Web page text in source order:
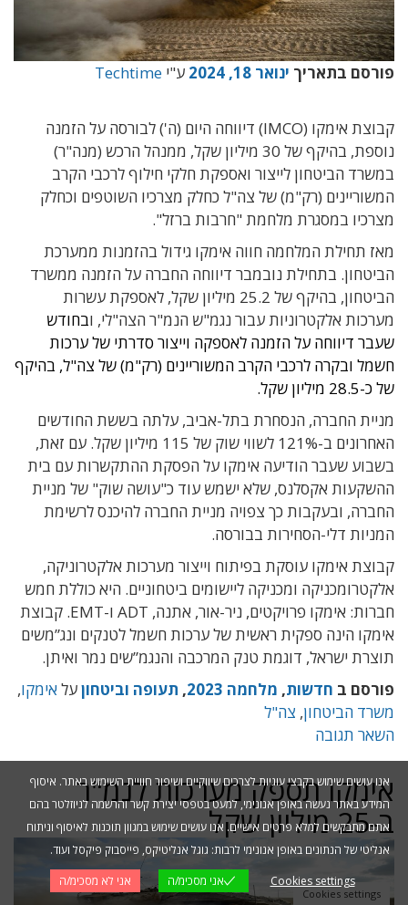
פורסם בתאריך ינואר 18, 2024 ע"י Techtime
קבוצת אימקו (IMCO) דיווחה היום (ה') לבורסה על הזמנה
נוספת, בהיקף של 30 מיליון שקל, ממנהל הרכש (מנה"ר)
במשרד הביטחון לייצור ואספקת חלקי חילוף לרכבי הקרב
המשוריינים (רק"מ) של צה"ל כחלק מצרכיו השוטפים וכחלק
מצרכיו במסגרת מלחמת "חרבות ברזל".
מאז תחילת המלחמה חווה אימקו גידול בהזמנות ממערכת
הביטחון. בתחילת נובמבר דיווחה החברה על הזמנה ממשרד
הביטחון, בהיקף של 25.2 מיליון שקל, לאספקת עשרות
מערכות אלקטרוניות עבור נגמ"ש הנמ"ר הצה"לי, ובחודש
שעבר דיווחה על הזמנה לאספקה וייצור סדרתי של ערכות
חשמל ובקרה לרכבי הקרב המשוריינים (רק"מ) של צה"ל, בהיקף
של כ-28.5 מיליון שקל.
מניית החברה, הנסחרת בתל-אביב, עלתה בששת החודשים
האחרונים ב-121% לשווי שוק של 115 מיליון שקל. עם זאת,
בשבוע שעבר הודיעה אימקו על הפסקת ההתקשרות עם בית
ההשקעות אקסלנס, שלא ישמש עוד כ"עושה שוק" של מניית
החברה, ובעקבות כך צפויה מניית החברה להיכנס לרשימת
המניות דלי-הסחירות בבורסה.
קבוצת אימקו עוסקת בפיתוח וייצור מערכות אלקטרוניקה,
אלקטרומכניקה ומכניקה ליישומים ביטחוניים. היא כוללת חמש
חברות: אימקו פרויקטים, ניר-אור, אתנה, ADT ו-EMT. קבוצת
אימקו הינה ספקית ראשית של ערכות חשמל לטנקים ונג”משים
תוצרת ישראל, דוגמת טנק המרכבה והנגמ”שים נמר ואיתן.
פורסם ב חדשות, מלחמה 2023 , תעופה וביטחוןעלאימקו,
משרד הביטחון, צה"ל
השאר תגובה
אימקו תספק מערכות לנמ"ר
ב-25 מיליון שקל
אנו עושים שימוש בקבצי עוגיות לצרכים שיווקיים ושיפור חוויית השימוש באתר. איסוף
המידע באתר נעשה באופן אנונימי, למעט בטפסי יצירת קשר והרשמה לניוזלטר בהם
אתם מתבקשים למלא פרטים אישיים. אנו עושים שימוש במגוון תוכנות לאיסוף וניתוח
אנליטי של הנתונים באופן אנונימי לרבות: גוגל אנליטיקס, פייסבוק פיקסל ועוד.
Cookies settings
אני מסכימ/ה אני לא מסכימ/ה
Cookies settings